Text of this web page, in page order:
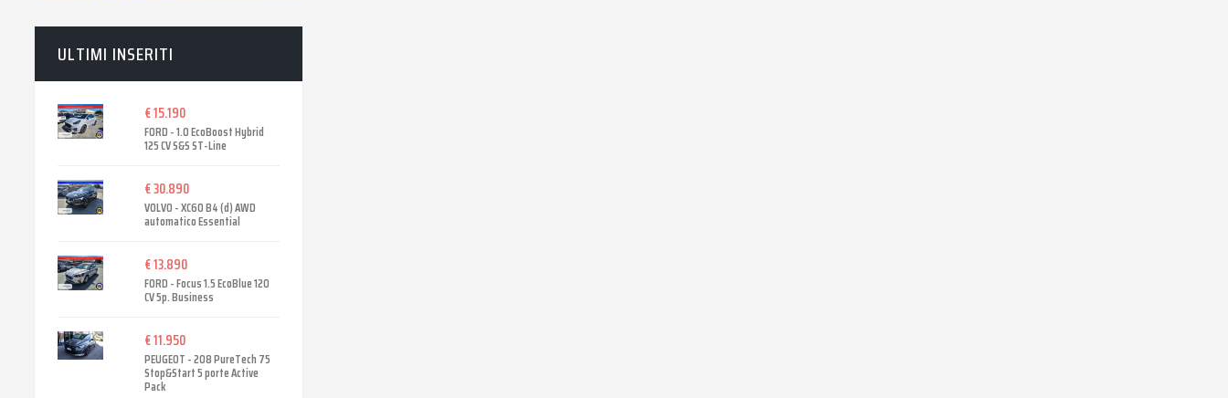
ULTIMI INSERITI
€ 15.190
FORD - 1.0 EcoBoost Hybrid
125 CV S&S ST-Line
€ 30.890
VOLVO - XC60 B4 (d) AWD
automatico Essential
€ 13.890
FORD - Focus 1.5 EcoBlue 120
CV 5p. Business
€ 11.950
PEUGEOT - 208 PureTech 75
Stop&Start 5 porte Active
Pack